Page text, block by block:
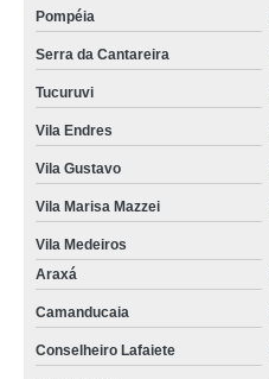
Pompéia
Serra da Cantareira
Tucuruvi
Vila Endres
Vila Gustavo
Vila Marisa Mazzei
Vila Medeiros
Araxá
Camanducaia
Conselheiro Lafaiete